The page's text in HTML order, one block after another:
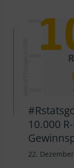
10.000
22.